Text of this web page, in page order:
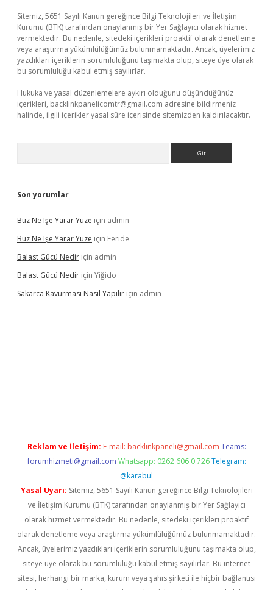
Sitemiz, 5651 Sayılı Kanun gereğince Bilgi Teknolojileri ve İletişim
Kurumu (BTK) tarafından onaylanmış bir Yer Sağlayıcı olarak hizmet
vermektedir. Bu nedenle, sitedeki içerikleri proaktif olarak denetleme
veya araştırma yükümlülüğümüz bulunmamaktadır. Ancak, üyelerimiz
yazdıkları içeriklerin sorumluluğunu taşımakta olup, siteye üye olarak
bu sorumluluğu kabul etmiş sayılırlar.
Hukuka ve yasal düzenlemelere aykırı olduğunu düşündüğünüz
içerikleri, backlinkpanelicomtr@gmail.com adresine bildirmeniz
halinde, ilgili içerikler yasal süre içerisinde sitemizden kaldırılacaktır.
Son yorumlar
Buz Ne Işe Yarar Yüze için admin
Buz Ne Işe Yarar Yüze için Feride
Balast Gücü Nedir için admin
Balast Gücü Nedir için Yiğido
Sakarca Kavurması Nasıl Yapılır için admin
Reklam ve İletişim: E-mail: backlinkpaneli@gmail.com Teams:
forumhizmeti@gmail.com Whatsapp: 0262 606 0 726 Telegram:
@karabul
Yasal Uyarı: Sitemiz, 5651 Sayılı Kanun gereğince Bilgi Teknolojileri
ve İletişim Kurumu (BTK) tarafından onaylanmış bir Yer Sağlayıcı
olarak hizmet vermektedir. Bu nedenle, sitedeki içerikleri proaktif
olarak denetleme veya araştırma yükümlülüğümüz bulunmamaktadır.
Ancak, üyelerimiz yazdıkları içeriklerin sorumluluğunu taşımakta olup,
siteye üye olarak bu sorumluluğu kabul etmiş sayılırlar. Bu internet
sitesi, herhangi bir marka, kurum veya şahıs şirketi ile hiçbir bağlantısı